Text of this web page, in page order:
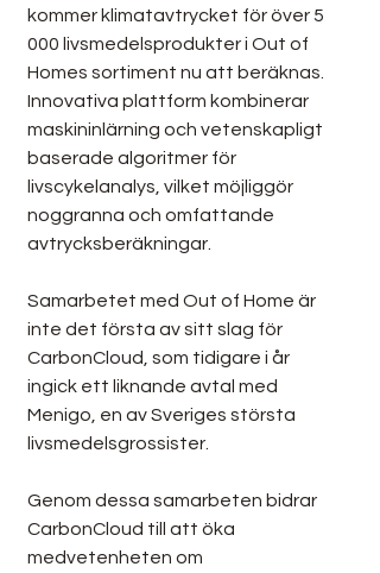
kommer klimatavtrycket för över 5
000 livsmedelsprodukter i Out of
Homes sortiment nu att beräknas.
Innovativa plattform kombinerar
maskininlärning och vetenskapligt
baserade algoritmer för
livscykelanalys, vilket möjliggör
noggranna och omfattande
avtrycksberäkningar.
Samarbetet med Out of Home är
inte det första av sitt slag för
CarbonCloud, som tidigare i år
ingick ett liknande avtal med
Menigo, en av Sveriges största
livsmedelsgrossister.
Genom dessa samarbeten bidrar
CarbonCloud till att öka
medvetenheten om